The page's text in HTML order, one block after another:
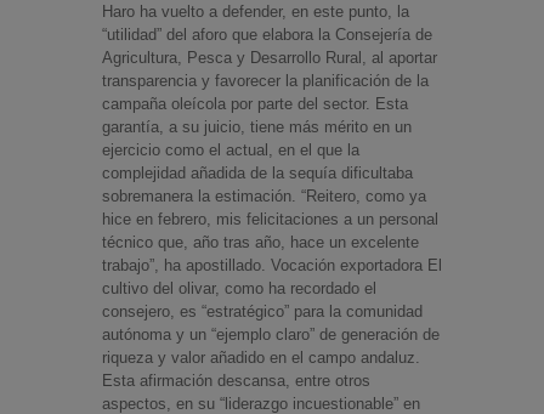
Haro ha vuelto a defender, en este punto, la
“utilidad” del aforo que elabora la Consejería de
Agricultura, Pesca y Desarrollo Rural, al aportar
transparencia y favorecer la planificación de la
campaña oleícola por parte del sector. Esta
garantía, a su juicio, tiene más mérito en un
ejercicio como el actual, en el que la
complejidad añadida de la sequía dificultaba
sobremanera la estimación. “Reitero, como ya
hice en febrero, mis felicitaciones a un personal
técnico que, año tras año, hace un excelente
trabajo”, ha apostillado. Vocación exportadora El
cultivo del olivar, como ha recordado el
consejero, es “estratégico” para la comunidad
autónoma y un “ejemplo claro” de generación de
riqueza y valor añadido en el campo andaluz.
Esta afirmación descansa, entre otros
aspectos, en su “liderazgo incuestionable” en